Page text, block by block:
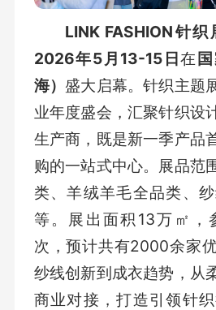
LINK FASHION针织
2026年5月13-15日在
海） 盛大启幕。针织主题
业年度盛会，汇聚针织设
生产商，既是新一季产品
购的一站式中心。展品范
类、羊绒羊毛全品类、
等。展出面积13万㎡，
次，预计共有2000余家
纱线创新到成衣趋势，从
商业对接，打造引领针